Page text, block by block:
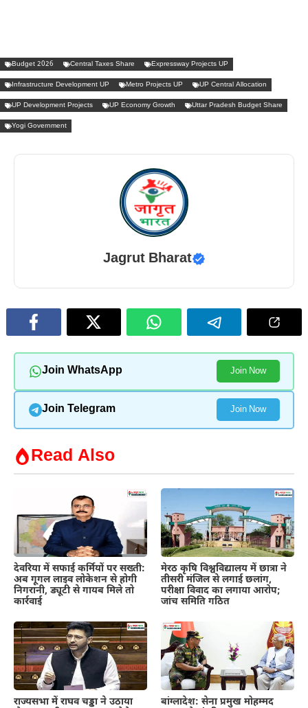
Budget 2026 Central Taxes Share Expressway Projects UP
Infrastructure Development UP Metro Projects UP UP Central Allocation
UP Development Projects UP Economy Growth Uttar Pradesh Budget Share
Yogi Government
Jagrut Bharat
Join WhatsApp Join Now
Join Telegram Join Now
Read Also
देवरिया में सफाई कर्मियों पर सख्ती:
अब गूगल लाइव लोकेशन से होगी
निगरानी, ड्यूटी से गायब मिले तो
कार्रवाई
मेरठ कृषि विश्वविद्यालय में छात्रा ने
तीसरी मंजिल से लगाई छलांग,
परीक्षा विवाद का लगाया आरोप;
जांच समिति गठित
राज्यसभा में राघव चड्ढा ने उठाया
बांग्लादेश: सेना प्रमुख मोहम्मद